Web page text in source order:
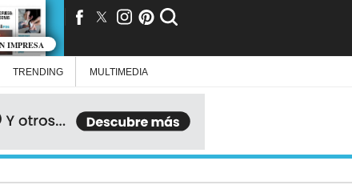
IMPRESA
TRENDING MULTIMEDIA